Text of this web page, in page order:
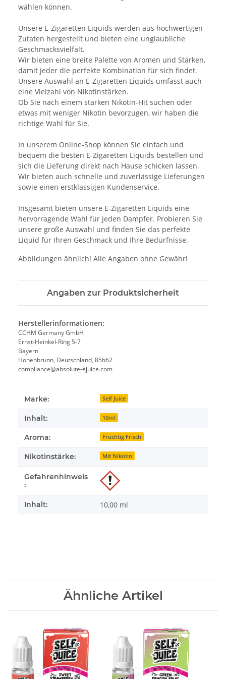
wählen können.
Unsere E-Zigaretten Liquids werden aus hochwertigen
Zutaten hergestellt und bieten eine unglaubliche
Geschmacksvielfalt.
Wir bieten eine breite Palette von Aromen und Stärken,
damit jeder die perfekte Kombination für sich findet.
Unsere Auswahl an E-Zigaretten Liquids umfasst auch
eine Vielzahl von Nikotinstärken.
Ob Sie nach einem starken Nikotin-Hit suchen oder
etwas mit weniger Nikotin bevorzugen, wir haben die
richtige Wahl für Sie.
In unserem Online-Shop können Sie einfach und
bequem die besten E-Zigaretten Liquids bestellen und
sich die Lieferung direkt nach Hause schicken lassen.
Wir bieten auch schnelle und zuverlässige Lieferungen
sowie einen erstklassigen Kundenservice.
Insgesamt bieten unsere E-Zigaretten Liquids eine
hervorragende Wahl für jeden Dampfer. Probieren Sie
unsere große Auswahl und finden Sie das perfekte
Liquid für Ihren Geschmack und Ihre Bedürfnisse.
Abbildungen ähnlich! Alle Angaben ohne Gewähr!
Angaben zur Produktsicherheit
Herstellerinformationen:
CCHM Germany GmbH
Ernst-Heinkel-Ring 5-7
Bayern
Hohenbrunn, Deutschland, 85662
compliance@absolute-ejuice.com
Marke: Self Juice
Inhalt: 10ml
Aroma: Fruchtig Frisch
Nikotinstärke: Mit Nikotin
Gefahrenhinweis
:
Inhalt: 10,00 ml
Ähnliche Artikel